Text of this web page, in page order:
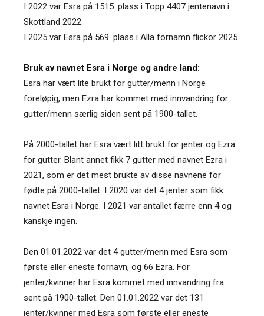
I 2022 var Esra på 1515. plass i Topp 4407 jentenavn i
Skottland 2022.
I 2025 var Esra på 569. plass i Alla förnamn flickor 2025.
Bruk av navnet Esra i Norge og andre land:
Esra har vært lite brukt for gutter/menn i Norge
foreløpig, men Ezra har kommet med innvandring for
gutter/menn særlig siden sent på 1900-tallet.
På 2000-tallet har Esra vært litt brukt for jenter og Ezra
for gutter. Blant annet fikk 7 gutter med navnet Ezra i
2021, som er det mest brukte av disse navnene for
fødte på 2000-tallet. I 2020 var det 4 jenter som fikk
navnet Esra i Norge. I 2021 var antallet færre enn 4 og
kanskje ingen.
Den 01.01.2022 var det 4 gutter/menn med Esra som
første eller eneste fornavn, og 66 Ezra. For
jenter/kvinner har Esra kommet med innvandring fra
sent på 1900-tallet. Den 01.01.2022 var det 131
jenter/kvinner med Esra som første eller eneste